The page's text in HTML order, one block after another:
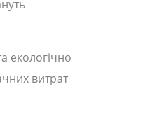
екологічно
витрат